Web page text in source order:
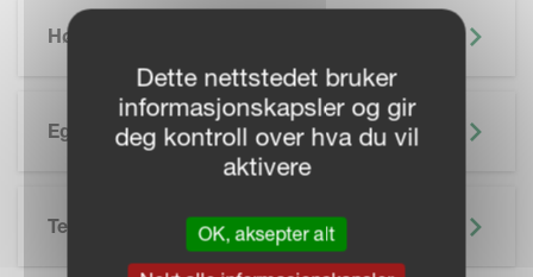
Høydepunkter
Egenskaper
Tekniske Spesifikasjoner
Dette nettstedet bruker
informasjonskapsler og gir
deg kontroll over hva du vil
aktivere
OK, aksepter alt